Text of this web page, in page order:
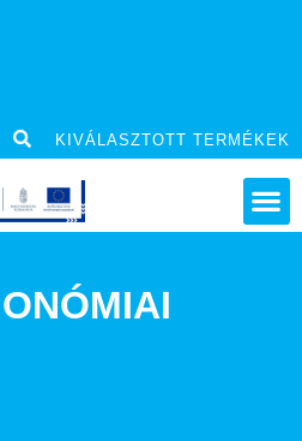
KIVÁLASZTOTT TERMÉKEK